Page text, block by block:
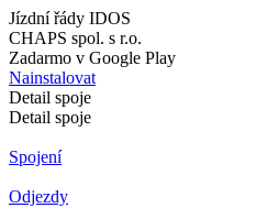
Jízdní řády IDOS
CHAPS spol. s r.o.
Zadarmo v Google Play
Nainstalovat
Detail spoje
Detail spoje
Spojení
Odjezdy